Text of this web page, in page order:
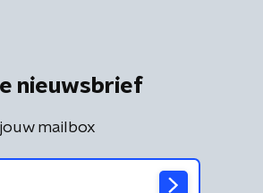
nieuwsbrief
mailbox